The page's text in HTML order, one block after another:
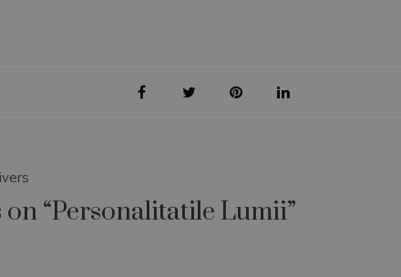
“Personalitatile Lumii”